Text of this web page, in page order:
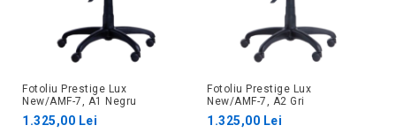
Fotoliu Prestige Lux
New/AMF-7, A1 Negru
1.325,00 Lei
Fotoliu Prestige Lux
New/AMF-7, A2 Gri
1.325,00 Lei